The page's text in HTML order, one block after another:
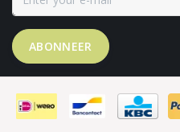
ABONNEER